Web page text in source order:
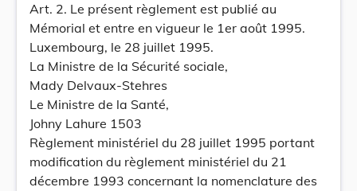
Art. 2. Le présent règlement est publié au
Mémorial et entre en vigueur le 1er août 1995.
Luxembourg, le 28 juillet 1995.
La Ministre de la Sécurité sociale,
Mady Delvaux-Stehres
Le Ministre de la Santé,
Johny Lahure 1503
Règlement ministériel du 28 juillet 1995 portant
modification du règlement ministériel du 21
décembre 1993 concernant la nomenclature des